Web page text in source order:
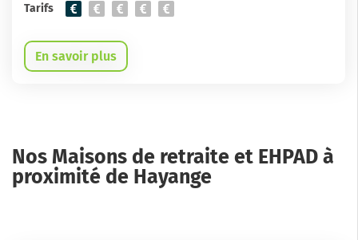
Tarifs
En savoir plus
Nos Maisons de retraite et EHPAD à
proximité de Hayange